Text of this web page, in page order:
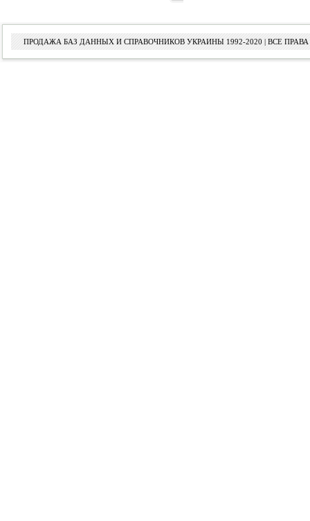
ПРОДАЖА БАЗ ДАННЫХ И СПРАВОЧНИКОВ УКРАИНЫ 1992-2020 | ВСЕ